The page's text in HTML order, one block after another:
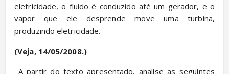
eletricidade, o fluído é conduzido até um gerador, e o
vapor que ele desprende move uma turbina,
produzindo eletricidade.
(Veja, 14/05/2008.)